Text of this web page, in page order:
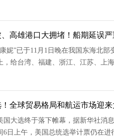
前，正值年终旺季，黑五、网一、
高雄港口大拥堵！船期延误严
妮”已于11月1日晚在我国东海北
，给台湾、福建、浙江、江苏、上
一次极端天气事件。“康妮”也给我
全球贸易格局和航运市场迎来
国大选终于落下帷幕，据新华社消
6日上午，美国总统选举计票仍在